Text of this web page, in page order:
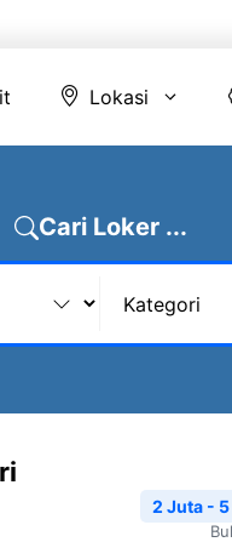
Lokasi
Cari Loker ...
2 Juta -